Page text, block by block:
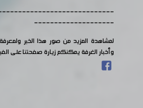
--------------------
لمشاهدة المزيد من صور هذا الخبر
وأخبار الغرفة يمكنكم زيارة صفحتنا على